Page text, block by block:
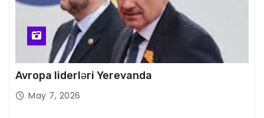
Avropa liderləri Yerevanda
May 7, 2026